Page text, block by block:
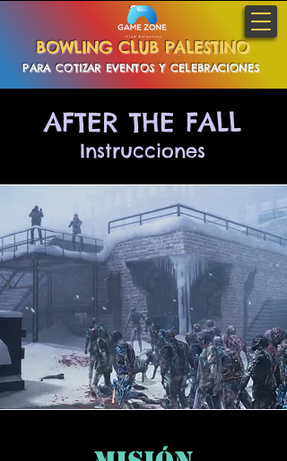
BOWLING CLUB PALESTINO
PARA COTIZAR EVENTOS Y CELEBRACIONES
PINCHA AQUI
AFTER THE FALL
Instrucciones